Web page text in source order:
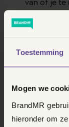
Toestemming
Mogen we
BrandMR
hieronder om
van of je te
een
verschil